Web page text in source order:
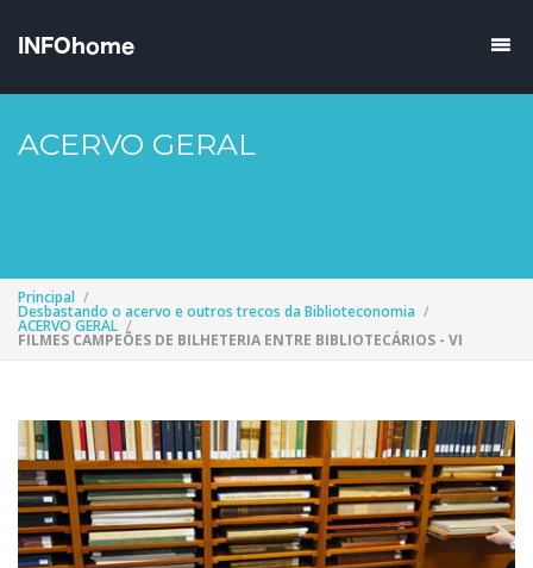
ACERVO GERAL
Principal
Desbastando o acervo e outros trecos da Biblioteconomia
ACERVO GERAL
FILMES CAMPEÕES DE BILHETERIA ENTRE BIBLIOTECÁRIOS - VI